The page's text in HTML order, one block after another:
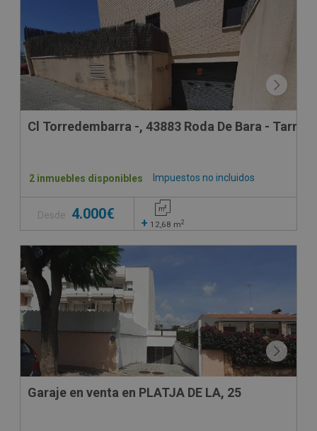
Cl Torredembarra -, 43883 Roda De Bara -
Impuestos no incluidos
2 inmuebles disponibles
Desde 4.000€
+ 12,68 m2
Garaje en venta en PLATJA DE LA, 25